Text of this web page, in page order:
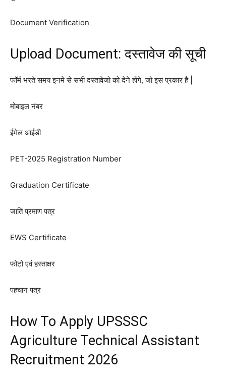
Document Verification
Upload Document: दस्तावेज की सूची
फॉर्म भरते समय इनमे से सभी दस्तावेजो को देने होंगे, जो इस प्रकार है |
मोबाइल नंबर
ईमेल आईडी
PET-2025 Registration Number
Graduation Certificate
जाति प्रमाण पत्र
EWS Certificate
फोटो एवं हस्ताक्षर
पहचान पत्र
How To Apply UPSSSC
Agriculture Technical Assistant
Recruitment 2026